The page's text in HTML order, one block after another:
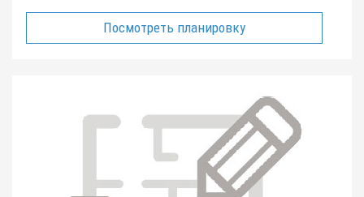
Посмотреть планировку